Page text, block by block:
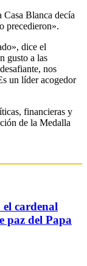
Blanca decía
precedieron».
dice el
gusto a las
nos
un líder acogedor
financieras y
de la Medalla
cardenal
paz del Papa